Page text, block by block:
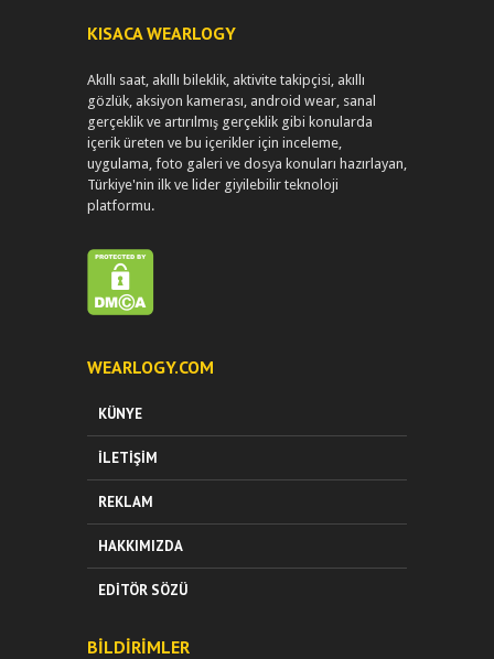
KISACA WEARLOGY
Akıllı saat, akıllı bileklik, aktivite takipçisi, akıllı
gözlük, aksiyon kamerası, android wear, sanal
gerçeklik ve artırılmış gerçeklik gibi konularda
içerik üreten ve bu içerikler için inceleme,
uygulama, foto galeri ve dosya konuları hazırlayan,
Türkiye'nin ilk ve lider giyilebilir teknoloji
platformu.
WEARLOGY.COM
KÜNYE
İLETIŞIM
REKLAM
HAKKIMIZDA
EDITÖR SÖZÜ
BILDIRIMLER